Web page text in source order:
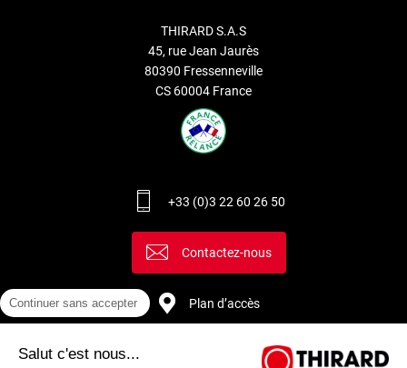
THIRARD S.A.S
45, rue Jean Jaurès
80390 Fressenneville
CS 60004 France
+33 (0)3 22 60 26 50
Contactez-nous
Plan d’accès
Continuer sans accepter
Salut c'est nous...